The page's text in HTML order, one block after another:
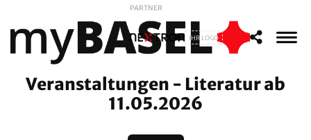
PARTNER
IHR LOGO
Veranstaltungen - Literatur ab
11.05.2026